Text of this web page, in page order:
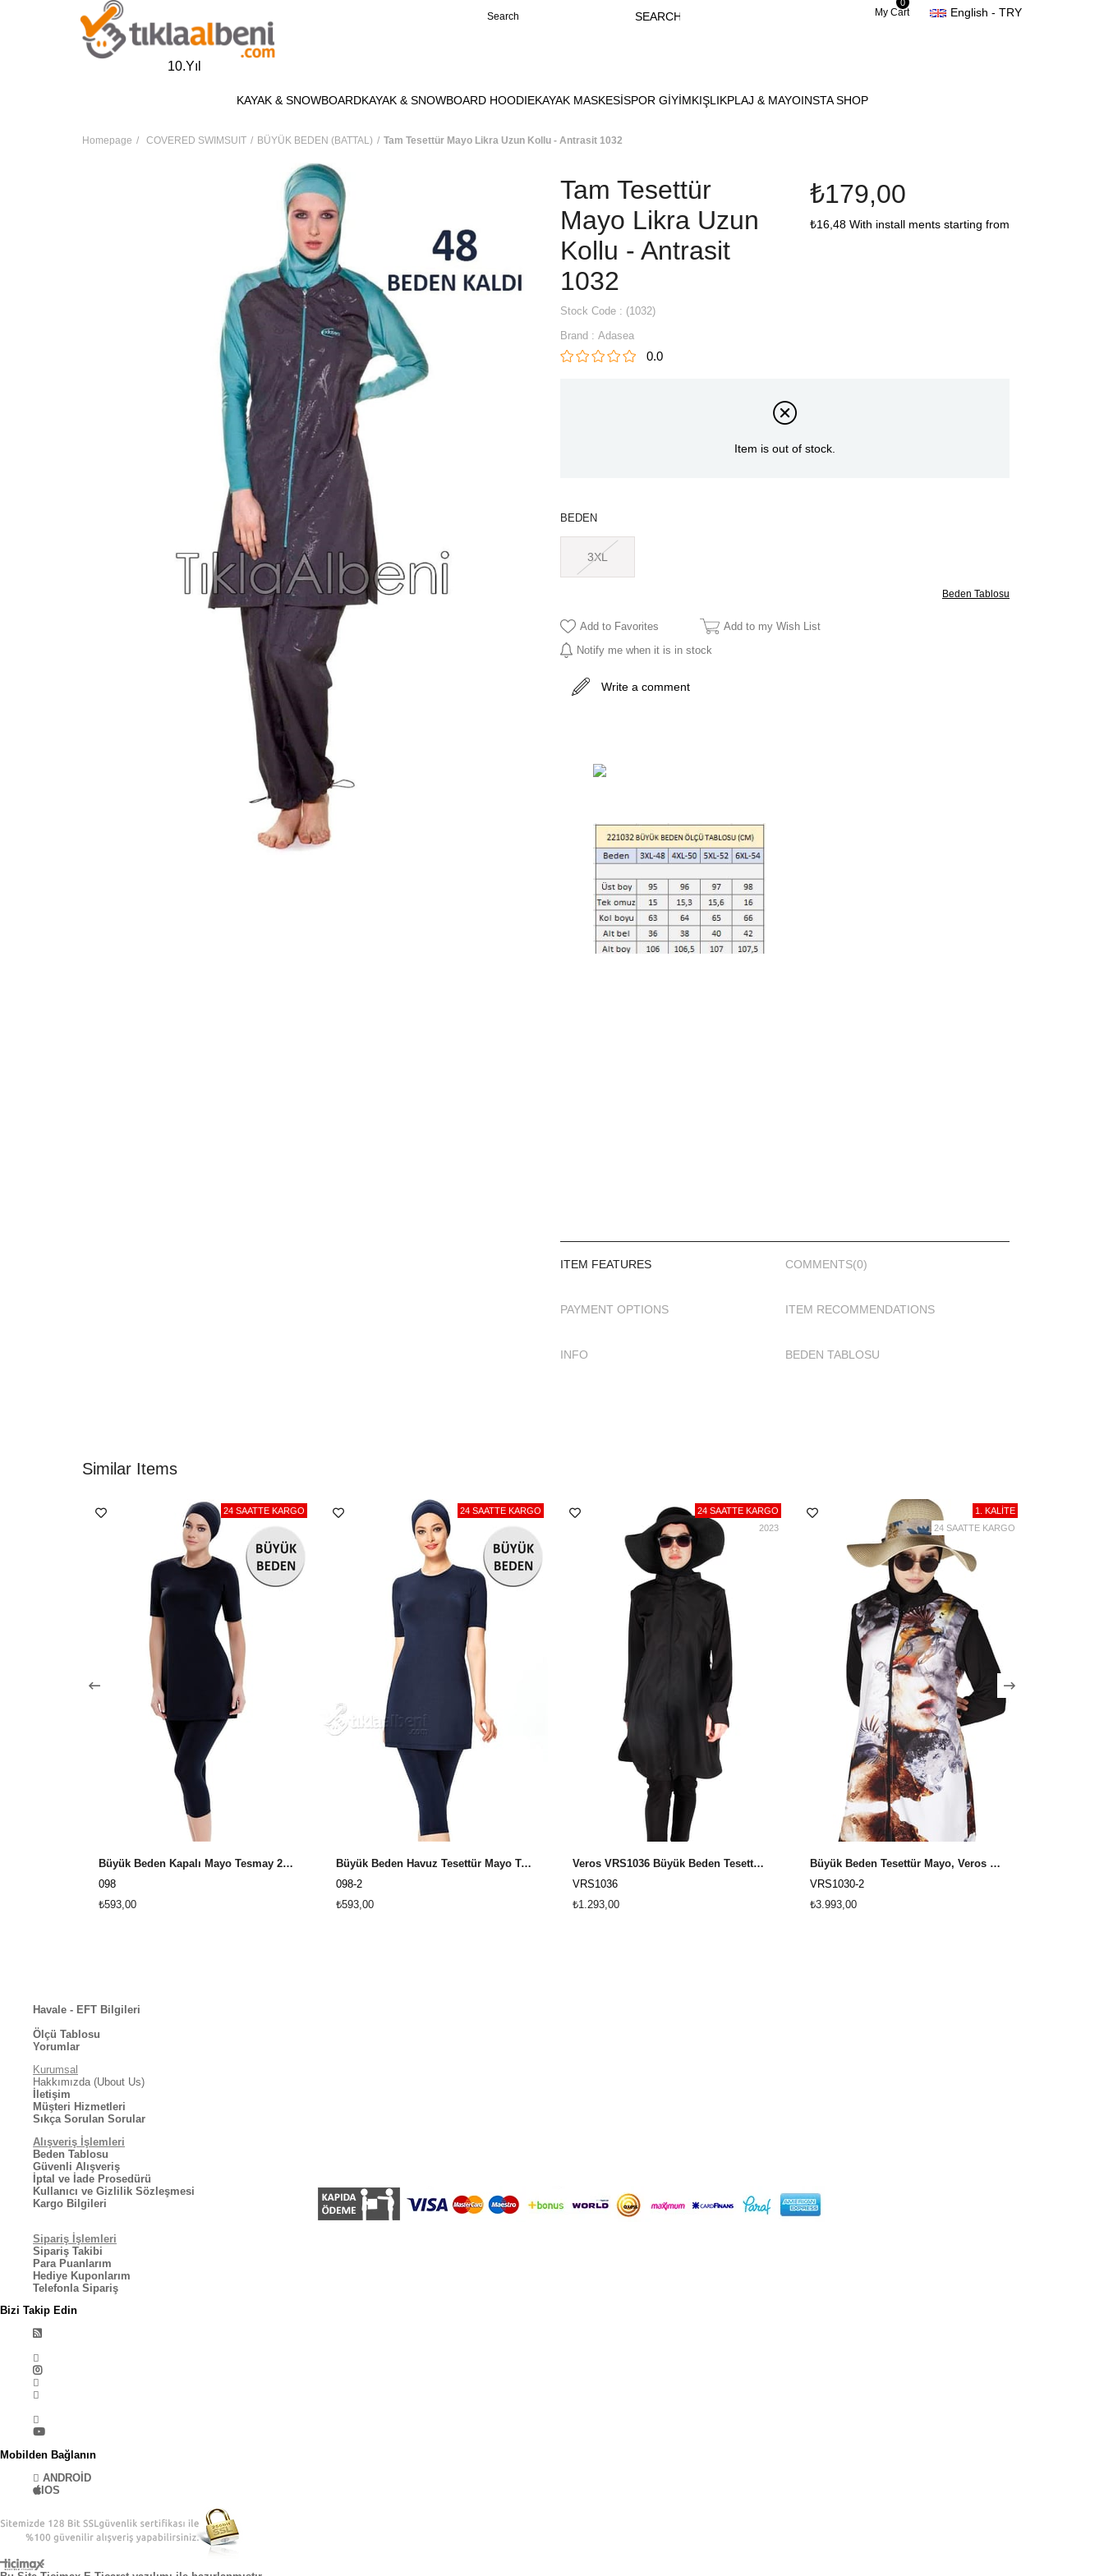
10.Yıl
English - TRY
My Cart
0
KAYAK & SNOWBOARDKAYAK & SNOWBOARD HOODIEKAYAK MASKESİSPOR GİYİMKIŞLIKPLAJ & MAYOINSTA SHOP
Homepage COVERED SWIMSUIT BÜYÜK BEDEN (BATTAL) Tam Tesettür Mayo Likra Uzun Kollu - Antrasit 1032
Tam Tesettür
Mayo Likra Uzun
Kollu - Antrasit
1032
₺179,00
₺16,48 With install ments starting from
Stock Code
(1032)
Brand : Adasea
0.0
Item is out of stock.
BEDEN
3XL
Beden Tablosu
Add to Favorites
Add to my Wish List
Notify me when it is in stock
Write a comment
tesettür mayonun kolları likralı üretilmiştir.
Ürün içinde kendi kumaşına özel ayrıntılı kullanım ve yıkama talimatı vardır.
Ürününüzün uzun süreli kullanımı için bu talimatlara lütfen uyunuz!
Siparişiniz anında paketleme işlemine geçer ve aynı gün kargo şirketi tarafından
tıklaalbeni.com deposundan teslim alınır.
ITEM FEATURES COMMENTS(0)
PAYMENT OPTIONS ITEM RECOMMENDATIONS
INFO BEDEN TABLOSU
Similar Items
Büyük Beden Kapalı Mayo Tesmay 22098 - Siyah
098
₺593,00
24 SAATTE KARGO
Büyük Beden Havuz Tesettür Mayo Tesmay 22098 - Açık Lacivert
098-2
₺593,00
24 SAATTE KARGO
Veros VRS1036 Büyük Beden Tesettür Mayo, 3XL, 4XL, 5XL, 6XL, 7XL, 8XL
VRS1036
₺1.293,00
24 SAATTE KARGO
2023
Büyük Beden Tesettür Mayo, Veros VRS1030-2 First Class Serisi
VRS1030-2
₺3.993,00
1. KALİTE
24 SAATTE KARGO
Havale - EFT Bilgileri
Ölçü Tablosu
Yorumlar
Kurumsal
Hakkımızda (Ubout Us)
İletişim
Müşteri Hizmetleri
Sıkça Sorulan Sorular
Alışveriş İşlemleri
Beden Tablosu
Güvenli Alışveriş
İptal ve İade Prosedürü
Kullanıcı ve Gizlilik Sözleşmesi
Kargo Bilgileri
Sipariş İşlemleri
Sipariş Takibi
Para Puanlarım
Hediye Kuponlarım
Telefonla Sipariş
Bizi Takip Edin
Mobilden Bağlanın
ANDROİD
IOS